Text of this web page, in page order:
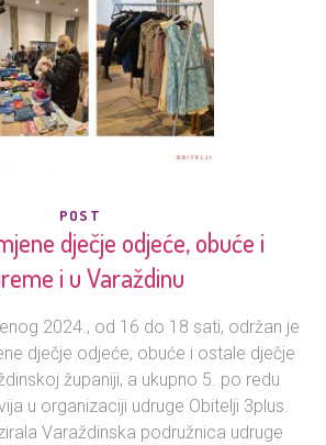
POST
dječje odjeće, obuće i
i u Varaždinu
2024., od 16 do 18 sati, održan je
dječje odjeće, obuće i ostale dječje
županiji, a ukupno 5. po redu
u organizaciji udruge Obitelji 3plus.
Varaždinska podružnica udruge